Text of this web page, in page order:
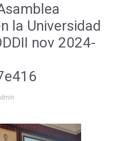
la Universidad
nov 2024-